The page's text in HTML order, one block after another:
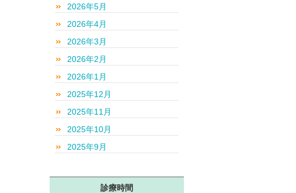
2026年5月
2026年4月
2026年3月
2026年2月
2026年1月
2025年12月
2025年11月
2025年10月
2025年9月
診療時間